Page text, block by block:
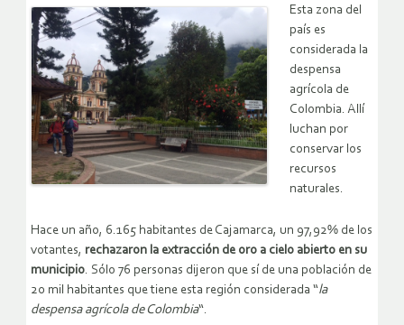
Esta zona del
país es
considerada la
despensa
agrícola de
Colombia. Allí
luchan por
conservar los
recursos
naturales.
Hace un año, 6.165 habitantes de Cajamarca, un 97,92% de los
votantes, rechazaron la extracción de oro a cielo abierto en su
municipio. Sólo 76 personas dijeron que sí de una población de
20 mil habitantes que tiene esta región considerada “la
despensa agrícola de Colombia“.